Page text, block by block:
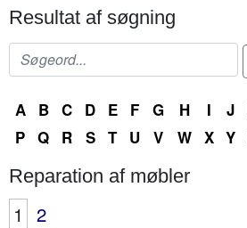
Resultat af søgning
A B C D E F G H I J
P Q R S T U V W X Y
Reparation af møbler
1 2